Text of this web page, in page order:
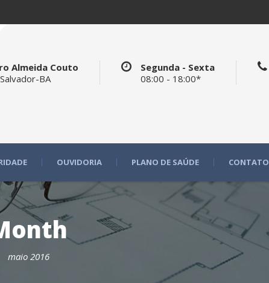
Almeida Couto
BA
Segunda - Sexta
08:00 - 18:00*
OUVIDORIA PLANO DE SAÚDE CONTATO
maio 2016